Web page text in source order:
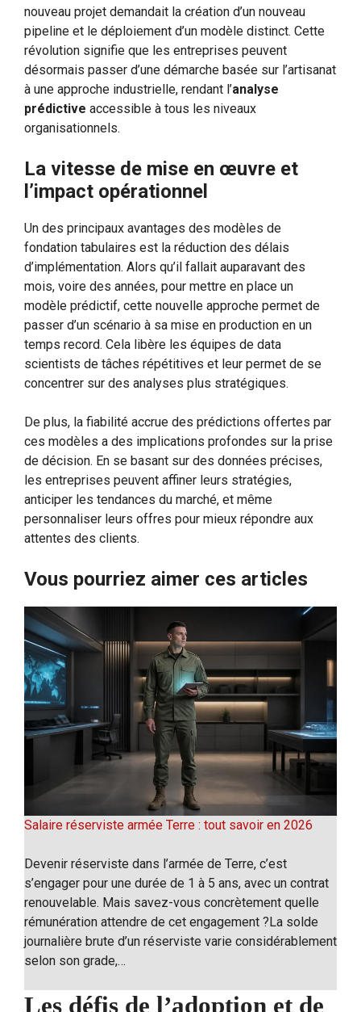
nouveau projet demandait la création d’un nouveau
pipeline et le déploiement d’un modèle distinct. Cette
révolution signifie que les entreprises peuvent
désormais passer d’une démarche basée sur l’artisanat
à une approche industrielle, rendant l’analyse
prédictive accessible à tous les niveaux
organisationnels.
La vitesse de mise en œuvre et
l’impact opérationnel
Un des principaux avantages des modèles de
fondation tabulaires est la réduction des délais
d’implémentation. Alors qu’il fallait auparavant des
mois, voire des années, pour mettre en place un
modèle prédictif, cette nouvelle approche permet de
passer d’un scénario à sa mise en production en un
temps record. Cela libère les équipes de data
scientists de tâches répétitives et leur permet de se
concentrer sur des analyses plus stratégiques.
De plus, la fiabilité accrue des prédictions offertes par
ces modèles a des implications profondes sur la prise
de décision. En se basant sur des données précises,
les entreprises peuvent affiner leurs stratégies,
anticiper les tendances du marché, et même
personnaliser leurs offres pour mieux répondre aux
attentes des clients.
Vous pourriez aimer ces articles
Salaire réserviste armée Terre : tout savoir en 2026
Devenir réserviste dans l’armée de Terre, c’est
s’engager pour une durée de 1 à 5 ans, avec un contrat
renouvelable. Mais savez-vous concrètement quelle
rémunération attendre de cet engagement ?La solde
journalière brute d’un réserviste varie considérablement
selon son grade,…
Les défis de l’adoption et de